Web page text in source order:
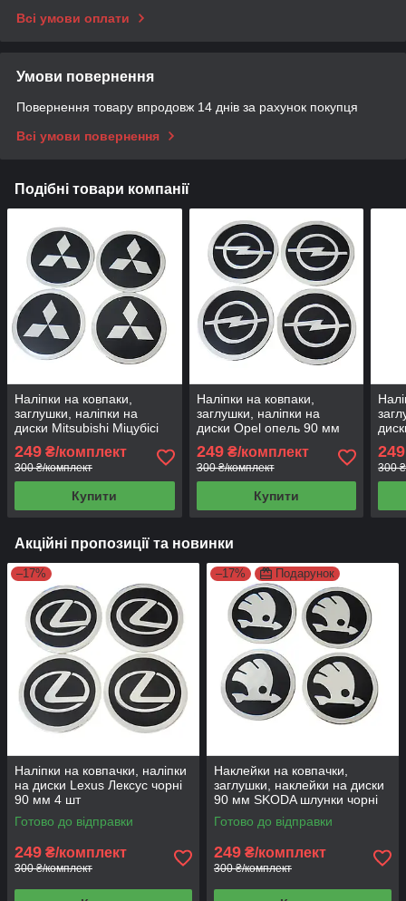
Всі умови оплати
Умови повернення
Повернення товару впродовж 14 днів за рахунок покупця
Всі умови повернення
Подібні товари компанії
Наліпки на ковпаки,
заглушки, наліпки на
диски Mitsubishi Міцубісі
249 ₴/комплект
300 ₴/комплект
Купити
Наліпки на ковпаки,
заглушки, наліпки на
диски Opel опель 90 мм
249₴/комплект
300 ₴/комплект
Купити
249
300
Акційні пропозиції та новинки
–17%
Наліпки на ковпачки, наліпки
на диски Lexus Лексус чорні
90 мм 4 шт
Готово до відправки
249 ₴/комплект
300 ₴/комплект
–17% Подарунок
Наклейки на ковпачки,
заглушки, наклейки на диски
90 мм SKODA шлунки чорні
Готово до відправки
249 ₴/комплект
300 ₴/комплект